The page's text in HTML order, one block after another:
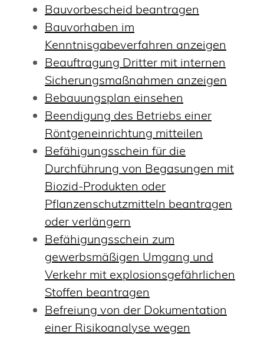
Bauvorbescheid beantragen
Bauvorhaben im
Kenntnisgabeverfahren anzeigen
Beauftragung Dritter mit internen
Sicherungsmaßnahmen anzeigen
Bebauungsplan einsehen
Beendigung des Betriebs einer
Röntgeneinrichtung mitteilen
Befähigungsschein für die
Durchführung von Begasungen mit
Biozid-Produkten oder
Pflanzenschutzmitteln beantragen
oder verlängern
Befähigungsschein zum
gewerbsmäßigen Umgang und
Verkehr mit explosionsgefährlichen
Stoffen beantragen
Befreiung von der Dokumentation
einer Risikoanalyse wegen